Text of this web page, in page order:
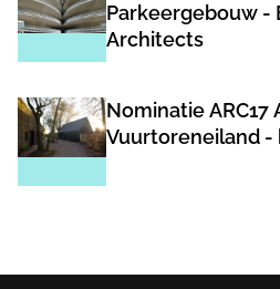
Parkeergebouw -
Architects
Nominatie
Vuurtoreneiland -